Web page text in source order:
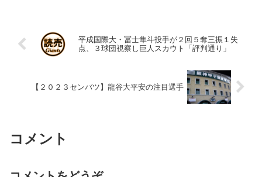
平成国際大・冨士隼斗投手が２回５奪三振１失
点、３球団視察し巨人スカウト「評判通り」
【２０２３センバツ】龍谷大平安の注目選手
コメント